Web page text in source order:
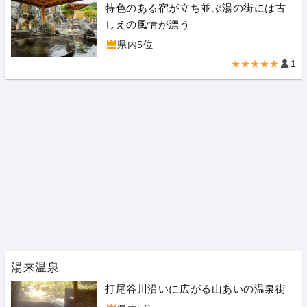
特色のある宿が立ち並ぶ湯の街には古
しえの風情が漂う
県内5位
★★★★★ 1
湯来温泉
打尾谷川沿いに広がる山あいの温泉街